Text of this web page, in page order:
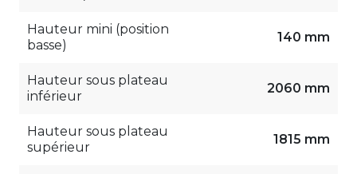
Hauteur mini (position
basse)
140 mm
Hauteur sous plateau
inférieur
2060 mm
Hauteur sous plateau
supérieur
1815 mm